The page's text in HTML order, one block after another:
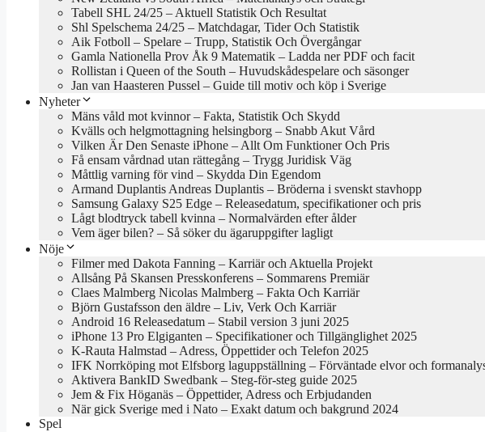
Tabell SHL 24/25 – Aktuell Statistik Och Resultat
Shl Spelschema 24/25 – Matchdagar, Tider Och Statistik
Aik Fotboll – Spelare – Trupp, Statistik Och Övergångar
Gamla Nationella Prov Åk 9 Matematik – Ladda ner PDF och facit
Rollistan i Queen of the South – Huvudskådespelare och säsonger
Jan van Haasteren Pussel – Guide till motiv och köp i Sverige
Nyheter
Mäns våld mot kvinnor – Fakta, Statistik Och Skydd
Kvälls och helgmottagning helsingborg – Snabb Akut Vård
Vilken Är Den Senaste iPhone – Allt Om Funktioner Och Pris
Få ensam vårdnad utan rättegång – Trygg Juridisk Väg
Måttlig varning för vind – Skydda Din Egendom
Armand Duplantis Andreas Duplantis – Bröderna i svenskt stavhopp
Samsung Galaxy S25 Edge – Releasedatum, specifikationer och pris
Lågt blodtryck tabell kvinna – Normalvärden efter ålder
Vem äger bilen? – Så söker du ägaruppgifter lagligt
Nöje
Filmer med Dakota Fanning – Karriär och Aktuella Projekt
Allsång På Skansen Presskonferens – Sommarens Premiär
Claes Malmberg Nicolas Malmberg – Fakta Och Karriär
Björn Gustafsson den äldre – Liv, Verk Och Karriär
Android 16 Releasedatum – Stabil version 3 juni 2025
iPhone 13 Pro Elgiganten – Specifikationer och Tillgänglighet 2025
K-Rauta Halmstad – Adress, Öppettider och Telefon 2025
IFK Norrköping mot Elfsborg laguppställning – Förväntade elvor och
Aktivera BankID Swedbank – Steg-för-steg guide 2025
Jem & Fix Höganäs – Öppettider, Adress och Erbjudanden
När gick Sverige med i Nato – Exakt datum och bakgrund 2024
Spel